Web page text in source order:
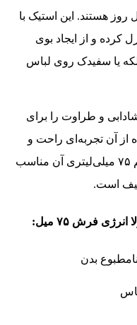
هستند. این استیک با
کرده و از ایجاد بوی
یا سفیدک روی لباس
و طراوت را برای
از آن تجربه‌ای راحت و
خوشایند روی پوست ایجاد می‌کند. حجم ۷۵ میلی‌لیتری آن مناسب
کیف است.
فرش ۷۵ میل:
بدن